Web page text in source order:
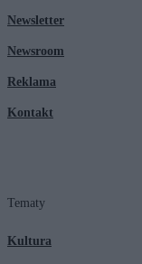
Newsletter
Newsroom
Reklama
Kontakt
Tematy
Kultura